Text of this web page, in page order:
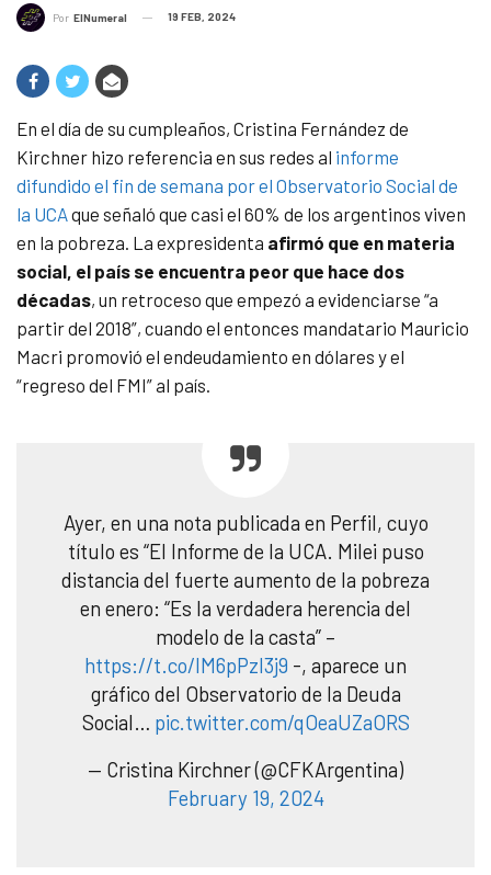
Por ElNumeral 19 FEB, 2024
En el día de su cumpleaños, Cristina Fernández de
Kirchner hizo referencia en sus redes al informe
difundido el fin de semana por el Observatorio Social de
la UCAque señaló que casi el 60% de los argentinos viven
en la pobreza. La expresidenta afirmó que en materia
social, el país se encuentra peor que hace dos
décadas, un retroceso que empezó a evidenciarse “a
partir del 2018”, cuando el entonces mandatario Mauricio
Macri promovió el endeudamiento en dólares y el
“regreso del FMI” al país.
Ayer, en una nota publicada en Perfil, cuyo
título es “El Informe de la UCA. Milei puso
distancia del fuerte aumento de la pobreza
en enero: “Es la verdadera herencia del
modelo de la casta” –
https://t.co/lM6pPzI3j9 -, aparece un
gráfico del Observatorio de la Deuda
Social… pic.twitter.com/qOeaUZaORS
— Cristina Kirchner (@CFKArgentina)
February 19, 2024